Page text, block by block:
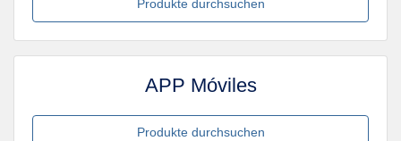
Produkte durchsuchen
APP Móviles
Produkte durchsuchen